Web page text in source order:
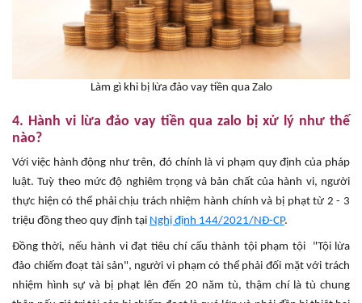
Làm gì khi bị lừa đảo vay tiền qua Zalo
4. Hành vi lừa đảo vay tiền qua zalo bị xử lý như thế
nào?
Với việc hành động như trên, đó chính là vi phạm quy định của pháp
luật. Tuỳ theo mức độ nghiêm trọng và bản chất của hành vi, người
thực hiện có thể phải chịu trách nhiệm hành chính và bị phạt từ 2 - 3
triệu đồng theo quy định tại Nghị định 144/2021/NĐ-CP.
Đồng thời, nếu hành vi đạt tiêu chí cấu thành tội phạm tội "Tội lừa
đảo chiếm đoạt tài sản", người vi phạm có thể phải đối mặt với trách
nhiệm hình sự và bị phạt lên đến 20 năm tù, thậm chí là tù chung